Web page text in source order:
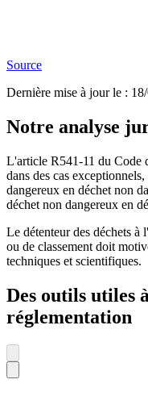
Source
Dernière mise à jour le :
Notre analyse
L'article R541-11 du Code
dans des cas
dangereux en déchet non
déchet non dangereux en
Le détenteur des déchets à
ou de classement doit
techniques et scientifiques.
Des outils utiles
réglementation